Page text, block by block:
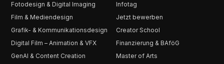
Fotodesign & Digital Imaging
Film & Mediendesign
Grafik- & Kommunikationsdesign
Digital Film – Animation & VFX
GenAI & Content Creation
Infotag
Jetzt bewerben
Creator School
Finanzierung & BAföG
Master of Arts